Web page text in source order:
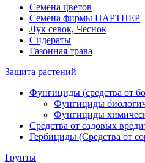
Семена цветов
Семена фирмы ПАРТНЕР
Лук севок, Чеснок
Сидераты
Газонная трава
Защита растений
Фунгициды (средства от
Фунгициды
Фунгициды
Средства от садовых
Гербициды (Средства от
Грунты